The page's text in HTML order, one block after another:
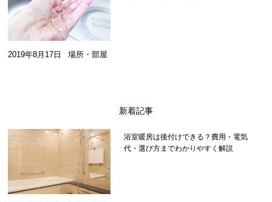
2019年8月17日 場所・部屋
新着記事
浴室暖房は後付けできる？費用・電気
代・選び方までわかりやすく解説